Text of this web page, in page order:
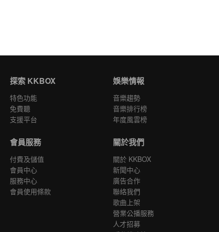
探索 KKBOX
特色功能
免費聽
支援平台
娛樂情報
音樂趨勢
音樂排行榜
年度風雲榜
會員服務
付費及儲值
會員中心
服務中心
會員使用條款
關於我們
關於 KKBOX
新聞中心
廣告合作
聯絡我們
歌曲上架
營業公播服務
人才招募